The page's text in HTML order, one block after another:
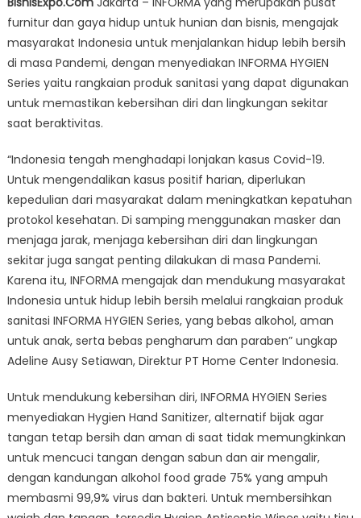
Ajak
Masyarakat
Hidup
Lebih
Bersih
Dimasa
furnitur dan gaya hidup untuk hunian dan bisnis, mengajak
masyarakat Indonesia untuk menjalankan hidup lebih bersih
di masa Pandemi, dengan menyediakan INFORMA HYGIEN
Series yaitu rangkaian produk sanitasi yang dapat digunakan
untuk memastikan kebersihan diri dan lingkungan sekitar
saat beraktivitas.
“Indonesia tengah menghadapi lonjakan kasus Covid-19.
Untuk mengendalikan kasus positif harian, diperlukan
kepedulian dari masyarakat dalam meningkatkan kepatuhan
protokol kesehatan. Di samping menggunakan masker dan
menjaga jarak, menjaga kebersihan diri dan lingkungan
sekitar juga sangat penting dilakukan di masa Pandemi.
Karena itu, INFORMA mengajak dan mendukung masyarakat
Indonesia untuk hidup lebih bersih melalui rangkaian produk
sanitasi INFORMA HYGIEN Series, yang bebas alkohol, aman
untuk anak, serta bebas pengharum dan paraben” ungkap
Adeline Ausy Setiawan, Direktur PT Home Center Indonesia.
Untuk mendukung kebersihan diri, INFORMA HYGIEN Series
menyediakan Hygien Hand Sanitizer, alternatif bijak agar
tangan tetap bersih dan aman di saat tidak memungkinkan
untuk mencuci tangan dengan sabun dan air mengalir,
dengan kandungan alkohol food grade 75% yang ampuh
membasmi 99,9% virus dan bakteri. Untuk membersihkan